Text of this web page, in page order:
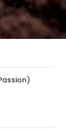
Passion)